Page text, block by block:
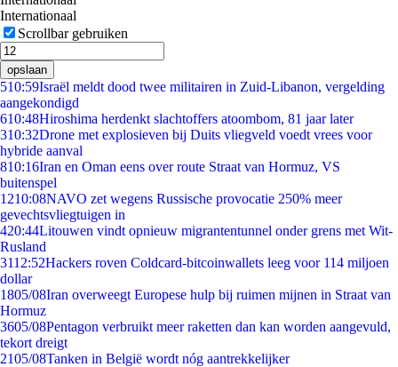
Internationaal
Scrollbar gebruiken
opslaan
510:59Israël meldt dood twee militairen in Zuid-Libanon, vergelding
aangekondigd
610:48Hiroshima herdenkt slachtoffers atoombom, 81 jaar later
310:32Drone met explosieven bij Duits vliegveld voedt vrees voor
hybride aanval
810:16Iran en Oman eens over route Straat van Hormuz, VS
buitenspel
1210:08NAVO zet wegens Russische provocatie 250% meer
gevechtsvliegtuigen in
420:44Litouwen vindt opnieuw migrantentunnel onder grens met Wit-
Rusland
3112:52Hackers roven Coldcard-bitcoinwallets leeg voor 114 miljoen
dollar
1805/08Iran overweegt Europese hulp bij ruimen mijnen in Straat van
Hormuz
3605/08Pentagon verbruikt meer raketten dan kan worden aangevuld,
tekort dreigt
2105/08Tanken in België wordt nóg aantrekkelijker